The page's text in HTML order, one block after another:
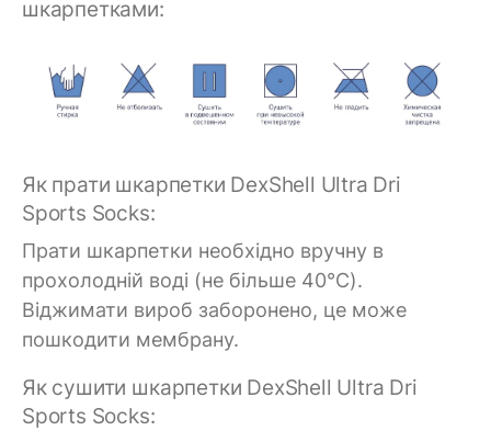
шкарпетками:
Як прати шкарпетки DexShell Ultra Dri
Sports Socks:
Прати шкарпетки необхідно вручну в
прохолодній воді (не більше 40°C).
Віджимати вироб заборонено, це може
пошкодити мембрану.
Як сушити шкарпетки DexShell Ultra Dri
Sports Socks: